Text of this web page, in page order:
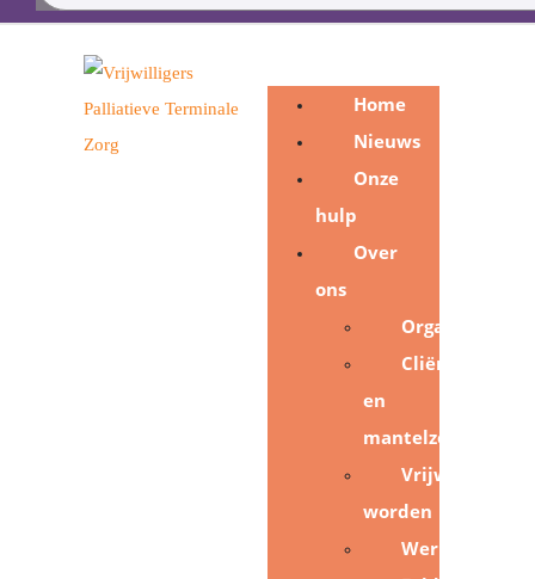
Home
Nieuws
Onze
hulp
Over
ons
Organisatie
Cliënten
en
mantelzorgers
Vrijwilliger
worden
Werkgebied